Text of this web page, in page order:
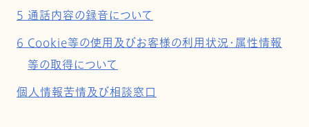
5 通話内容の録音について
6 Cookie等の使用及びお客様の利用状況・属性情報
等の取得について
個人情報苦情及び相談窓口